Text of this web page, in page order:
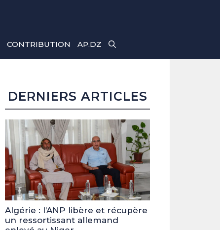
CONTRIBUTION AP.DZ
DERNIERS ARTICLES
Algérie : l’ANP libère et récupère
un ressortissant allemand